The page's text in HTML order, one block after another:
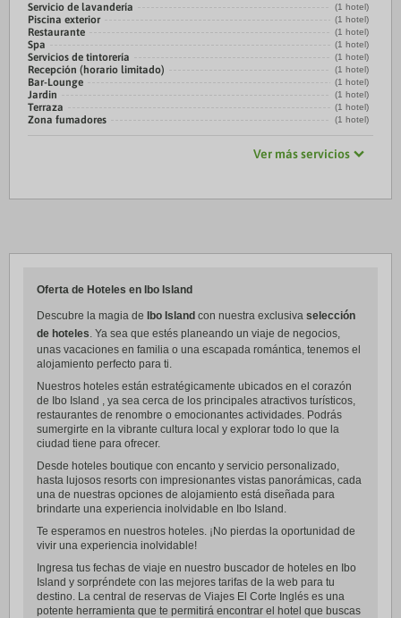
Servicio de lavandería (1 hotel)
Piscina exterior (1 hotel)
Restaurante (1 hotel)
Spa (1 hotel)
Servicios de tintorería (1 hotel)
Recepción (horario limitado) (1 hotel)
Bar-Lounge (1 hotel)
Jardin (1 hotel)
Terraza (1 hotel)
Zona fumadores (1 hotel)
Ver más servicios
Oferta de Hoteles en Ibo Island
Descubre la magia de Ibo Island con nuestra exclusiva selección
de hoteles. Ya sea que estés planeando un viaje de negocios,
unas vacaciones en familia o una escapada romántica, tenemos el
alojamiento perfecto para ti.
Nuestros hoteles están estratégicamente ubicados en el corazón
de Ibo Island , ya sea cerca de los principales atractivos turísticos,
restaurantes de renombre o emocionantes actividades. Podrás
sumergirte en la vibrante cultura local y explorar todo lo que la
ciudad tiene para ofrecer.
Desde hoteles boutique con encanto y servicio personalizado,
hasta lujosos resorts con impresionantes vistas panorámicas, cada
una de nuestras opciones de alojamiento está diseñada para
brindarte una experiencia inolvidable en Ibo Island.
Te esperamos en nuestros hoteles. ¡No pierdas la oportunidad de
vivir una experiencia inolvidable!
Ingresa tus fechas de viaje en nuestro buscador de hoteles en Ibo
Island y sorpréndete con las mejores tarifas de la web para tu
destino. La central de reservas de Viajes El Corte Inglés es una
potente herramienta que te permitirá encontrar el hotel que buscas